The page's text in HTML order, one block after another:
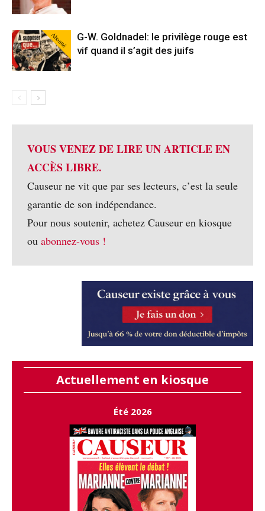
Abonné
G-W. Goldnadel: le privilège rouge est
vif quand il s’agit des juifs
VOUS VENEZ DE LIRE UN ARTICLE EN
ACCÈS LIBRE.
Causeur ne vit que par ses lecteurs, c’est la seule
garantie de son indépendance.
Pour nous soutenir, achetez Causeur en kiosque
ou abonnez-vous !
Actuellement en kiosque
Été 2026